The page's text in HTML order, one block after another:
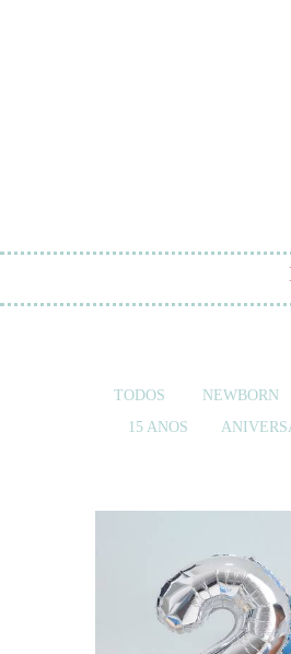
TODOS NEWBORN
15 ANOS